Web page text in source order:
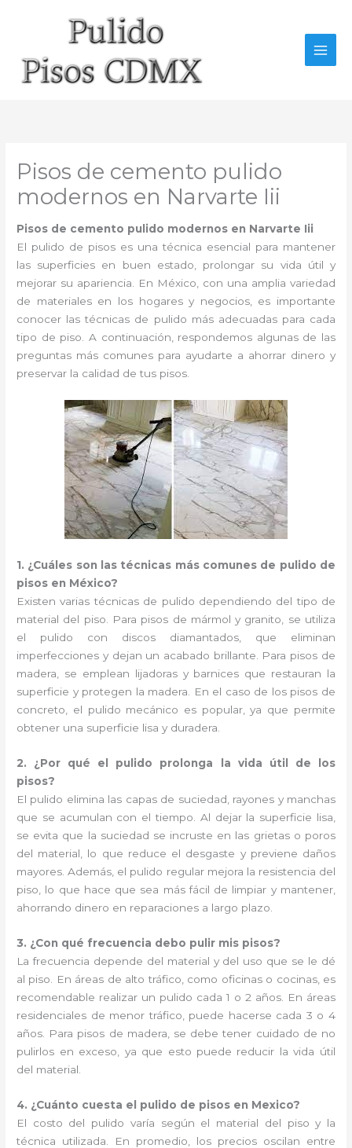
Pisos de cemento pulido
modernos en Narvarte Iii
Pisos de cemento pulido modernos en Narvarte Iii
El pulido de pisos es una técnica esencial para mantener
las superficies en buen estado, prolongar su vida útil y
mejorar su apariencia. En México, con una amplia variedad
de materiales en los hogares y negocios, es importante
conocer las técnicas de pulido más adecuadas para cada
tipo de piso. A continuación, respondemos algunas de las
preguntas más comunes para ayudarte a ahorrar dinero y
preservar la calidad de tus pisos.
1. ¿Cuáles son las técnicas más comunes de pulido de
pisos en México?
Existen varias técnicas de pulido dependiendo del tipo de
material del piso. Para pisos de mármol y granito, se utiliza
el pulido con discos diamantados, que eliminan
imperfecciones y dejan un acabado brillante. Para pisos de
madera, se emplean lijadoras y barnices que restauran la
superficie y protegen la madera. En el caso de los pisos de
concreto, el pulido mecánico es popular, ya que permite
obtener una superficie lisa y duradera.
2. ¿Por qué el pulido prolonga la vida útil de los
pisos?
El pulido elimina las capas de suciedad, rayones y manchas
que se acumulan con el tiempo. Al dejar la superficie lisa,
se evita que la suciedad se incruste en las grietas o poros
del material, lo que reduce el desgaste y previene daños
mayores. Además, el pulido regular mejora la resistencia del
piso, lo que hace que sea más fácil de limpiar y mantener,
ahorrando dinero en reparaciones a largo plazo.
3. ¿Con qué frecuencia debo pulir mis pisos?
La frecuencia depende del material y del uso que se le dé
al piso. En áreas de alto tráfico, como oficinas o cocinas, es
recomendable realizar un pulido cada 1 o 2 años. En áreas
residenciales de menor tráfico, puede hacerse cada 3 o 4
años. Para pisos de madera, se debe tener cuidado de no
pulirlos en exceso, ya que esto puede reducir la vida útil
del material.
4. ¿Cuánto cuesta el pulido de pisos en Mexico?
El costo del pulido varía según el material del piso y la
técnica utilizada. En promedio, los precios oscilan entre